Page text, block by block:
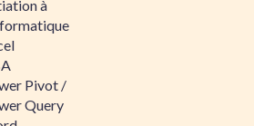
à
Pivot /
Query